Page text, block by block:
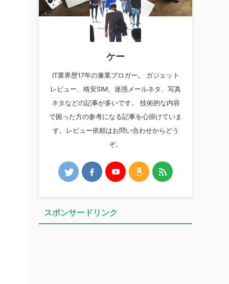
ケー
IT業界歴17年の兼業ブロガー。 ガジェット
レビュー、格安SIM、迷惑メールネタ、写真
ネタなどの記事が多いです。 技術的な内容
で困った方の参考になる記事を心掛けていま
す。レビュー依頼はお問い合わせからどう
ぞ。
スポンサードリンク